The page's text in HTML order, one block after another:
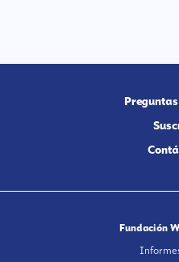
Fundación